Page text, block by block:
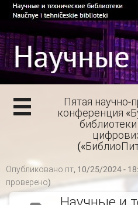
Пятая научно-
конференция
Опубликовано пт, 10/25/2024 -
проверено)